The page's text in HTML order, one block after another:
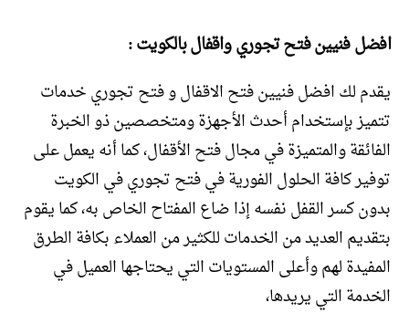
افضل فنيين فتح تجوري واقفال بالكويت :
يقدم لك افضل فنيين فتح الاقفال و فتح تجوري خدمات
تتميز بإستخدام أحدث الأجهزة ومتخصصين ذو الخبرة
الفائقة والمتميزة في مجال فتح الأقفال، كما أنه يعمل على
توفير كافة الحلول الفورية في فتح تجوري في الكويت
بدون كسر القفل نفسه إذا ضاع المفتاح الخاص به، كما يقوم
بتقديم العديد من الخدمات للكثير من العملاء بكافة الطرق
المفيدة لهم وأعلى المستويات التي يحتاجها العميل في
الخدمة التي يريدها،